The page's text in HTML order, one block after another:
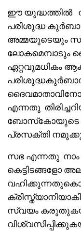
ഈ യുദ്ധത്തിൽ
പരിശുദ്ധ
അമ്മയുടെയും
ലോകമെമ്പാടും
ഏറ്റവുമധികം
എന്നതു
ബോസ്‌കോയുടെ
പ്രസക്തി
സഭ എന്നതു
കെട്ടിടങ്ങളോ
സ്വയം